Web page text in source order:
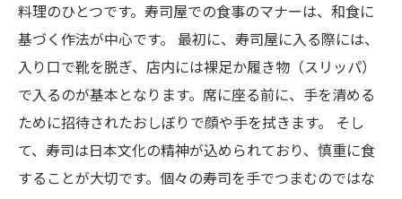
料理のひとつです。寿司屋での食事のマナーは、和食に
基づく作法が中心です。 最初に、寿司屋に入る際には、
入り口で靴を脱ぎ、店内には裸足か履き物（スリッパ）
で入るのが基本となります。席に座る前に、手を清める
ために招待されたおしぼりで顔や手を拭きます。 そし
て、寿司は日本文化の精神が込められており、慎重に食
することが大切です。個々の寿司を手でつまむのではな